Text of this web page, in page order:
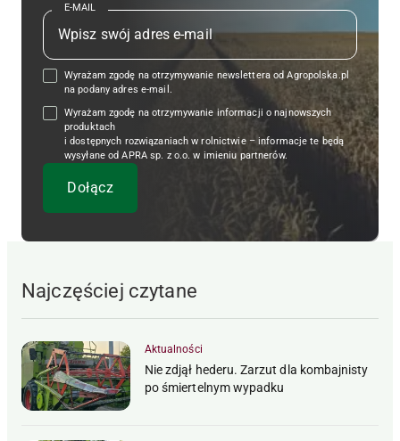
E-MAIL
Wyrażam zgodę na otrzymywanie newslettera od Agropolska.pl
na podany adres e-mail.
Wyrażam zgodę na otrzymywanie informacji o najnowszych
produktach
i dostępnych rozwiązaniach w rolnictwie – informacje te będą
wysyłane od APRA sp. z o.o. w imieniu partnerów.
Najczęściej czytane
Aktualności
Nie zdjął hederu. Zarzut dla kombajnisty
po śmiertelnym wypadku